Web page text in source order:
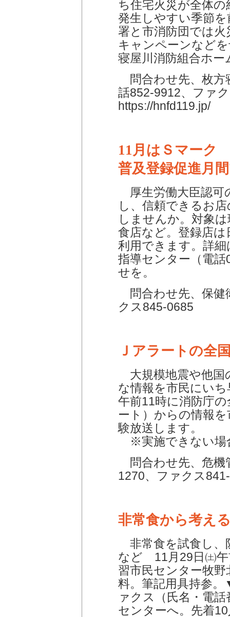
ち住宅火災が全体
発生しやすい季節
署と市消防団では
キャンペーンなど
寝屋川消防組合ホー
問合わせ先、枚方
話852-9912、ファ
https://hnfd119.jp/
11月はＳマーク
普及登録促進月
厚生労働大臣認可
し、信頼できるお
しませんか。対象
食店など。登録店
利用できます。詳
指導センター（電
せを。
問合わせ先、保
クス845-0685
Ｊアラートの全
大規模地震や他国
な情報を市民にい
午前11時に消防庁
ート）からの情報
験放送します。
※実施できない場
問合わせ先、危
1270、ファクス
非常食から考え
非常食を試食し、
など 11月29日㈯午
習市民センター牧
料。筆記用具持参
ァクス（氏名・電
センターへ。先着